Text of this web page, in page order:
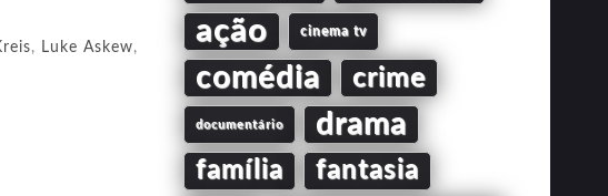
, Luke Askew,
ação cinema tv
comédia crime
documentário drama
família fantasia